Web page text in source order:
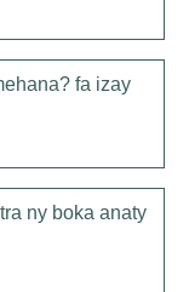
fa izay
ny boka anaty